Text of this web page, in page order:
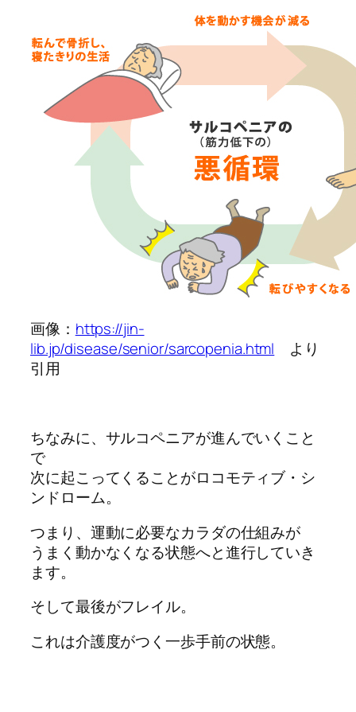
画像： https://jin-
lib.jp/disease/senior/sarcopenia.html より
引用
ちなみに、サルコペニアが進んでいくこと
で
次に起こってくることがロコモティブ・シ
ンドローム。
つまり、運動に必要なカラダの仕組みが
うまく動かなくなる状態へと進行していき
ます。
そして最後がフレイル。
これは介護度がつく一歩手前の状態。